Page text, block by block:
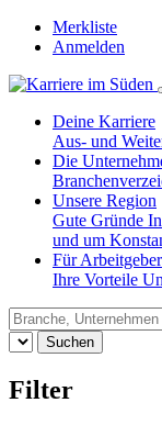
Merkliste
Anmelden
Deine Karriere
Aus- und
Die
Unsere Region
Gute Gründe
und um
Für Arbeitgeber
Ihre Vorteile
Suchen
Filter